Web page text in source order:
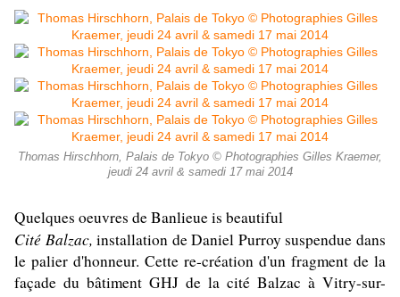
Thomas Hirschhorn, Palais de Tokyo © Photographies Gilles Kraemer,
jeudi 24 avril & samedi 17 mai 2014
Quelques oeuvres de Banlieue is beautiful
Cité Balzac, installation de Daniel Purroy suspendue dans
le palier d'honneur. Cette re-création d'un fragment de la
façade du bâtiment GHJ de la cité Balzac à Vitry-sur-